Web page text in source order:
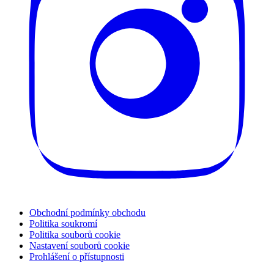
Obchodní podmínky obchodu
Politika soukromí
Politika souborů cookie
Nastavení souborů cookie
Prohlášení o přístupnosti